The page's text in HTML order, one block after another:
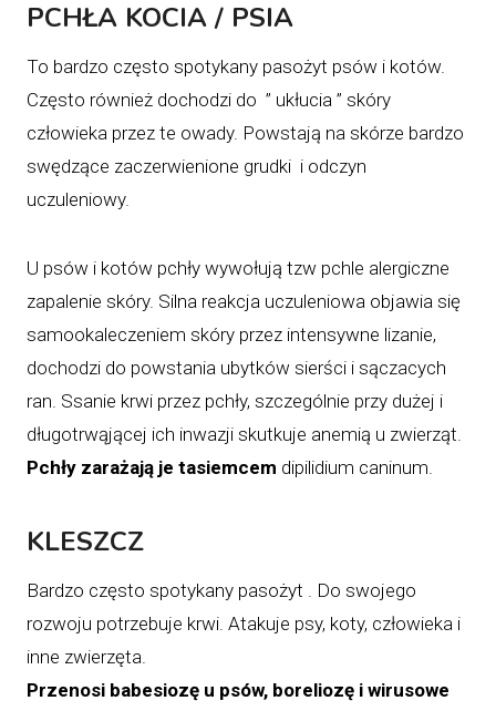
PCHŁA KOCIA / PSIA
To bardzo często spotykany pasożyt psów i kotów.
Często również dochodzi do ” ukłucia ” skóry
człowieka przez te owady. Powstają na skórze bardzo
swędzące zaczerwienione grudki i odczyn
uczuleniowy.
U psów i kotów pchły wywołują tzw pchle alergiczne
zapalenie skóry. Silna reakcja uczuleniowa objawia się
samookaleczeniem skóry przez intensywne lizanie,
dochodzi do powstania ubytków sierści i sączacych
ran. Ssanie krwi przez pchły, szczególnie przy dużej i
długotrwąjącej ich inwazji skutkuje anemią u zwierząt.
Pchły zarażają je tasiemcem dipilidium caninum.
KLESZCZ
Bardzo często spotykany pasożyt . Do swojego
rozwoju potrzebuje krwi. Atakuje psy, koty, człowieka i
inne zwierzęta.
Przenosi babesiozę u psów, boreliozę i wirusowe